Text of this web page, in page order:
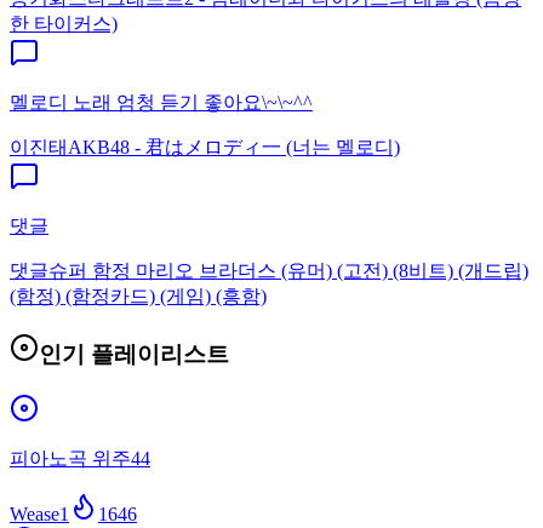
한 타이커스)
멜로디 노래 엄청 듣기 좋아요\~\~^^
이진태 AKB48 - 君はメロディ一 (너는 멜로디)
댓글
댓글슈퍼 함정 마리오 브라더스 (유머) (고전) (8비트) (개드립)
(함정) (함정카드) (게임) (흥함)
인기 플레이리스트
피아노곡 위주44
Wease1 1646